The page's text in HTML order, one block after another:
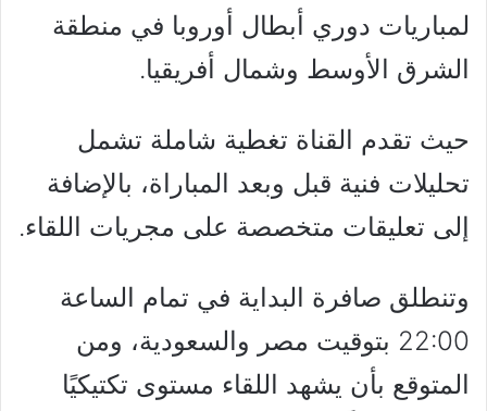
لمباريات دوري أبطال أوروبا في منطقة
الشرق الأوسط وشمال أفريقيا.
حيث تقدم القناة تغطية شاملة تشمل
تحليلات فنية قبل وبعد المباراة، بالإضافة
إلى تعليقات متخصصة على مجريات اللقاء.
وتنطلق صافرة البداية في تمام الساعة
22:00 بتوقيت مصر والسعودية، ومن
المتوقع بأن يشهد اللقاء مستوى تكتيكيًا